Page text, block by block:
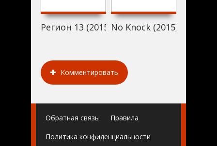
Регион 13 (2015) No Knock (2015)
Комментировать
Обратная связь Правила
Политика конфиденциальности